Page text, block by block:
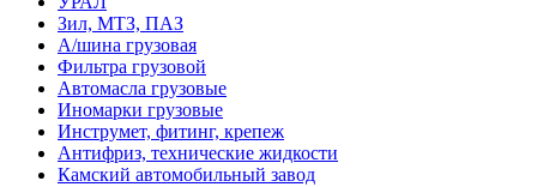
Зил, МТЗ, ПАЗ
А/шина грузовая
Фильтра грузовой
Автомасла грузовые
Иномарки грузовые
Инструмет, фитинг, крепеж
Антифриз, технические жидкости
Камский автомобильный завод